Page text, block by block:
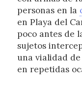
personas en la
en Playa del
poco antes de
sujetos
una vialidad de
en repetidas